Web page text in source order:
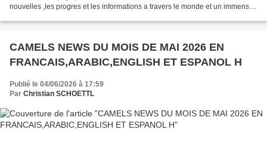
nouvelles ,les progres et les informations a travers le monde et un immense
CAMELS NEWS DU MOIS DE MAI 2026 EN
FRANCAIS,ARABIC,ENGLISH ET ESPANOL H
Publié le 04/06/2026 à 17:59
Par Christian SCHOETTL